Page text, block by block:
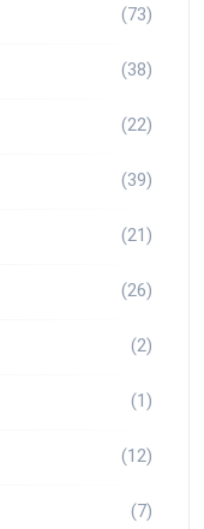
(73)
(38)
(22)
(39)
(21)
(26)
(2)
(1)
(12)
(7)